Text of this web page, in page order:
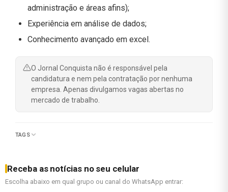
administração e áreas afins);
Experiência em análise de dados;
Conhecimento avançado em excel.
O Jornal Conquista não é responsável pela
candidatura e nem pela contratação por nenhuma
empresa. Apenas divulgamos vagas abertas no
mercado de trabalho.
TAGS
Receba as notícias no seu celular
Escolha abaixo em qual grupo ou canal do WhatsApp entrar: